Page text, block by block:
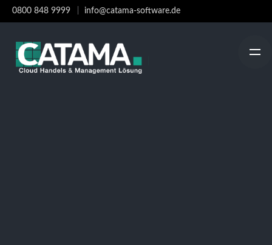
Skip
to
content
0800 848 9999 info@catama-software.de